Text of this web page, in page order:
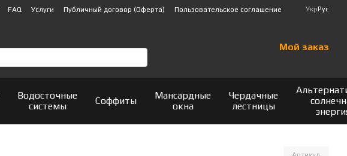
FAQ Услуги Публичный договор (Оферта)
Пользовательское соглашение
УкрРус
Мой заказ
Водосточные
системы
Соффиты
Мансардные
окна
Чердачные
лестницы